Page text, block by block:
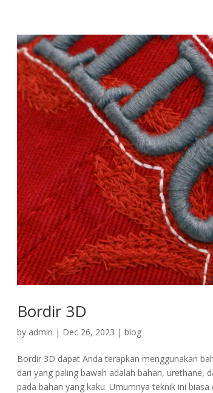
Bordir 3D
by admin | Dec 26, 2023 | blog
Bordir 3D dapat Anda terapkan menggunakan
dari yang paling bawah adalah bahan, urethane,
pada bahan yang kaku. Umumnya teknik ini biasa